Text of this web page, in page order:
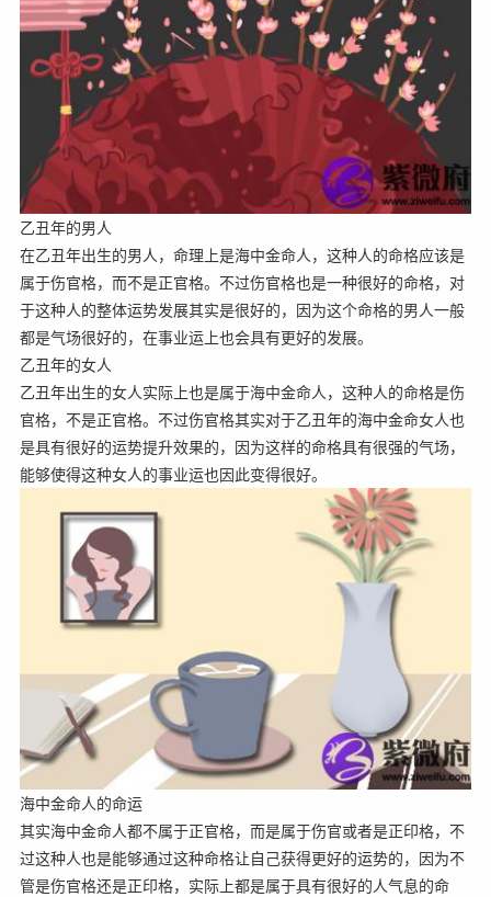
乙丑年的男人
在乙丑年出生的男人，命理上是海中金命人，这种人的命格应该是
属于伤官格，而不是正官格。不过伤官格也是一种很好的命格，对
于这种人的整体运势发展其实是很好的，因为这个命格的男人一般
都是气场很好的，在事业运上也会具有更好的发展。
乙丑年的女人
乙丑年出生的女人实际上也是属于海中金命人，这种人的命格是伤
官格，不是正官格。不过伤官格其实对于乙丑年的海中金命女人也
是具有很好的运势提升效果的，因为这样的命格具有很强的气场，
能够使得这种女人的事业运也因此变得很好。
海中金命人的命运
其实海中金命人都不属于正官格，而是属于伤官或者是正印格，不
过这种人也是能够通过这种命格让自己获得更好的运势的，因为不
管是伤官格还是正印格，实际上都是属于具有很好的人气息的命